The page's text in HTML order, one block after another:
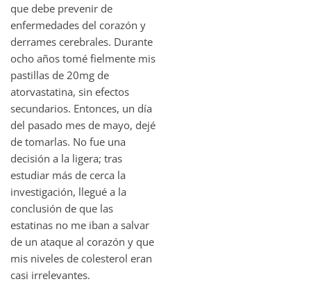
que debe prevenir de
enfermedades del corazón y
derrames cerebrales. Durante
ocho años tomé fielmente mis
pastillas de 20mg de
atorvastatina, sin efectos
secundarios. Entonces, un día
del pasado mes de mayo, dejé
de tomarlas. No fue una
decisión a la ligera; tras
estudiar más de cerca la
investigación, llegué a la
conclusión de que las
estatinas no me iban a salvar
de un ataque al corazón y que
mis niveles de colesterol eran
casi irrelevantes.